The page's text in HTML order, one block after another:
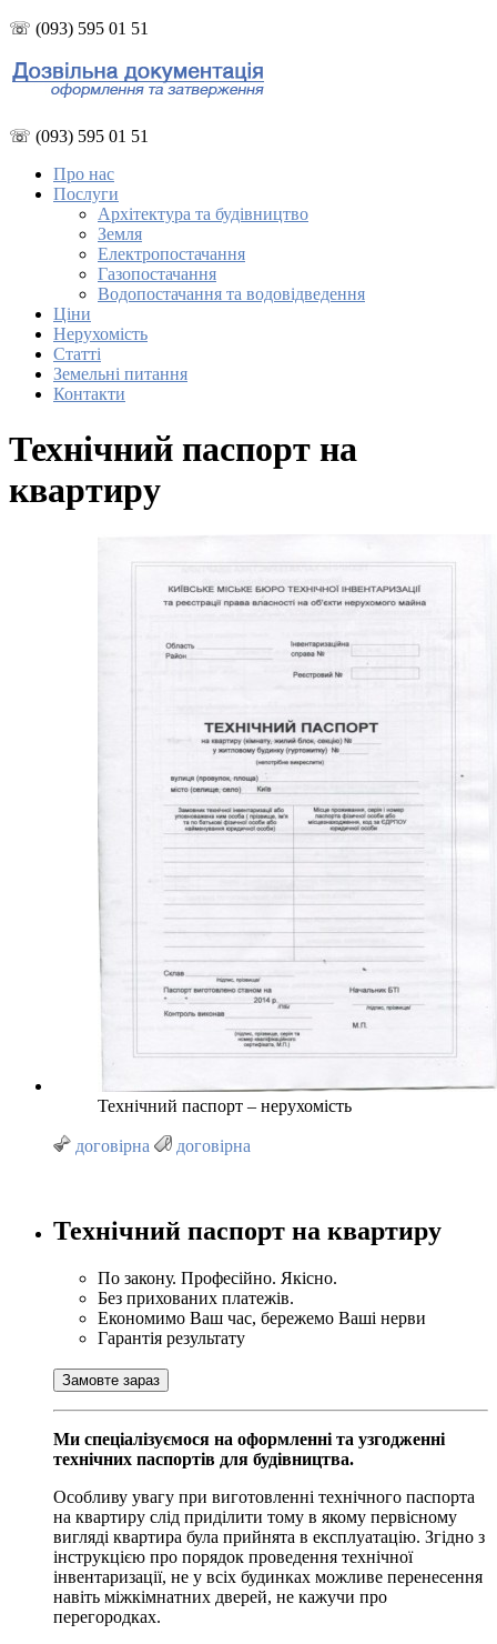
☏ (093) 595 01 51
☏ (093) 595 01 51
Про нас
Послуги
Архітектура та будівництво
Земля
Електропостачання
Газопостачання
Водопостачання та водовідведення
Ціни
Нерухомість
Статті
Земельні питання
Контакти
Технічний паспорт на
квартиру
Технічний паспорт – нерухомість
договірна договірна
Технічний паспорт на квартиру
По закону. Професійно. Якісно.
Без прихованих платежів.
Економимо Ваш час, бережемо Ваші нерви
Гарантія результату
Замовте зараз
Ми спеціалізуємося на оформленні та узгодженні
технічних паспортів для будівництва.
Особливу увагу при виготовленні технічного паспорта
на квартиру слід приділити тому в якому первісному
вигляді квартира була прийнята в експлуатацію. Згідно з
інструкцією про порядок проведення технічної
інвентаризації, не у всіх будинках можливе перенесення
навіть міжкімнатних дверей, не кажучи про
перегородках.